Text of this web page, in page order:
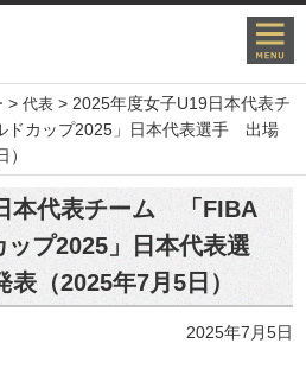
>代表 >2025年度女子U19日本代表チ
ドカップ2025」日本代表選手 出場
本代表チーム 「FIBA
プ2025」日本代表選
（2025年7月5日）
2025年7月5日